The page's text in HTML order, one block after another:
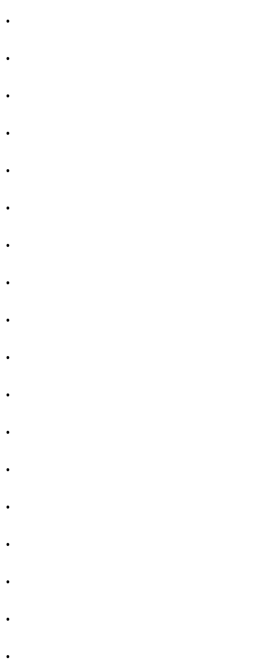
.
.
.
.
.
.
.
.
.
.
.
.
.
.
.
.
.
.